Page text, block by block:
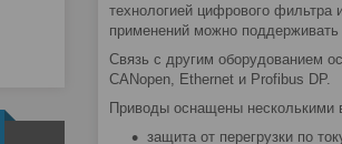
технологией цифрового
применений можно поддерживать
Связь с другим оборудованием
CANopen, Ethernet и Profibus DP.
Приводы оснащены несколькими
защита от перегрузки по